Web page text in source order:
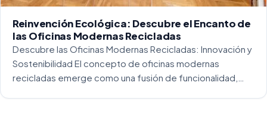
Reinvención Ecológica: Descubre el Encanto de
las Oficinas Modernas Recicladas
Descubre las Oficinas Modernas Recicladas: Innovación y
Sostenibilidad El concepto de oficinas modernas
recicladas emerge como una fusión de funcionalidad,